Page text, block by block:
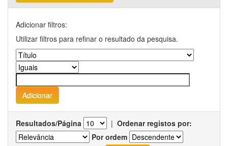
Adicionar filtros:
Utilizar filtros para refinar o resultado da pesquisa.
Resultados/Página | Ordenar registos por:
Por ordem